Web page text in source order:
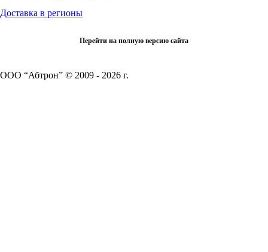
Доставка в регионы
Перейти на полную версию сайта
ООО “Абтрон” © 2009 - 2026 г.